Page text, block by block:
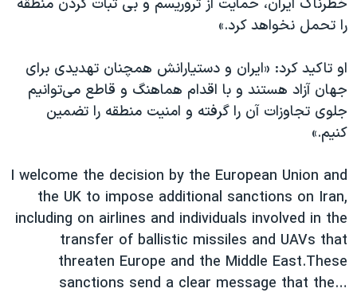
خطرناک ایران، حمایت از تروریسم و بی ثبات کردن منطقه
را تحمل نخواهد کرد.»
او تاکید کرد: «ایران و دستیارانش همچنان تهدیدی برای
جهان آزاد هستند و با اقدام هماهنگ و قاطع می‌توانیم
جلوی تجاوزات آن را گرفته و امنیت منطقه را تضمین
کنیم.»
I welcome the decision by the European Union and
the UK to impose additional sanctions on Iran,
including on airlines and individuals involved in the
transfer of ballistic missiles and UAVs that
threaten Europe and the Middle East.These
sanctions send a clear message that the…